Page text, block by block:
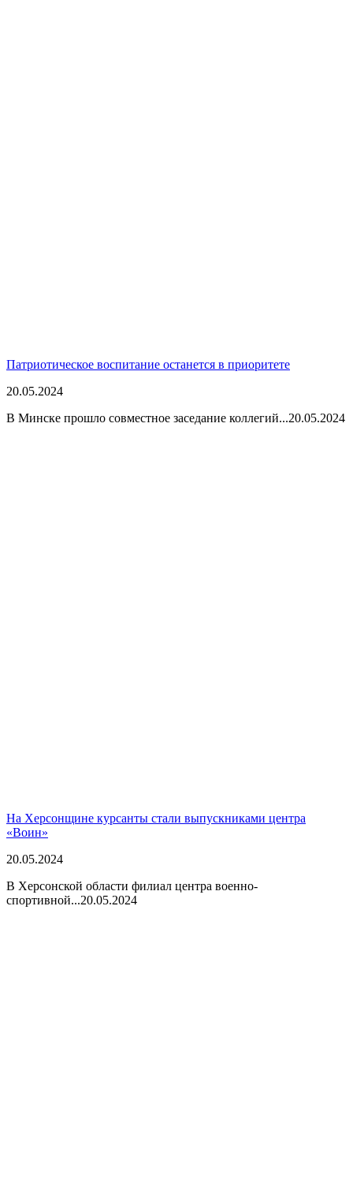
Патриотическое воспитание останется в приоритете
20.05.2024
В Минске прошло совместное заседание коллегий...20.05.2024
На Херсонщине курсанты стали выпускниками центра
«Воин»
20.05.2024
В Херсонской области филиал центра военно-
спортивной...20.05.2024